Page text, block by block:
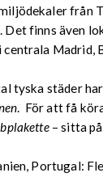
från
Det finns även
Madrid,
tyska städer
. För att få
– sitta
Portugal: